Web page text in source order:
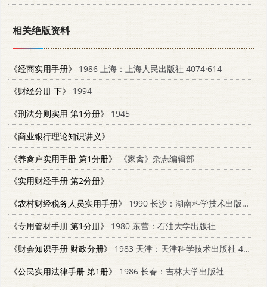
相关绝版资料
《经商实用手册》
1986 上海：上海人民出版社 4074·614
《财经分册 下》
1994
《刑法分则实用 第1分册》
1945
《商业银行理论知识讲义》
《养禽户实用手册 第1分册》
《家禽》杂志编辑部
《实用财经手册 第2分册》
《农村财经税务人员实用手册》
1990 长沙：湖南科学技术出版社 7535707025
《专用管材手册 第1分册》
1980 东营：石油大学出版社
《财会知识手册 财政分册》
1983 天津：天津科学技术出版社 4212·15
《公民实用法律手册 第1册》
1986 长春：吉林大学出版社